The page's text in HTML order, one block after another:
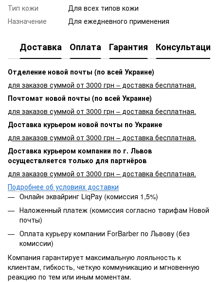
Тип кожи
Для всех типов кожи
Назначение
Для ежедневного применения
Доставка Оплата Гарантия Консультация
Отделение новой почты (по всей Украине)
для заказов суммой от 3000 грн – доставка бесплатная.
Почтомат новой почты (по всей Украине)
для заказов суммой от 3000 грн – доставка бесплатная.
Доставка курьером новой почты по Украине
для заказов суммой от 3000 грн – доставка бесплатная.
Доставка курьером компании по г. Львов
осуществляется только для партнёров
для заказов суммой от 3000 грн – доставка бесплатная.
Подробнее об условиях доставки
Онлайн эквайринг LiqPay (комиссия 1,5%)
Наложенный платеж (комиссия согласно тарифам Новой
почты)
Оплата курьеру компании ForBarber по Львову (без
комиссии)
Компания гарантирует максимальную лояльность к
клиентам, гибкость, четкую коммуникацию и мгновенную
реакцию по тем или иным моментам.